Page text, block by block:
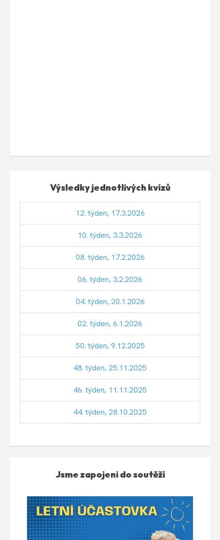
Výsledky jednotlivých kvízů
12. týden, 17.3.2026
10. týden, 3.3.2026
08. týden, 17.2.2026
06. týden, 3.2.2026
04. týden, 20.1.2026
02. týden, 6.1.2026
50. týden, 9.12.2025
48. týden, 25.11.2025
46. týden, 11.11.2025
44. týden, 28.10.2025
Jsme zapojeni do soutěží